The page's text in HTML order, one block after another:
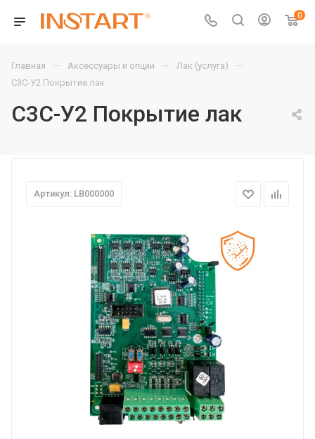
0
Главная — Аксессуары и опции — Лак (услуга) —
С3С-У2 Покрытие лак
С3С-У2 Покрытие лак
Артикул: LB000000